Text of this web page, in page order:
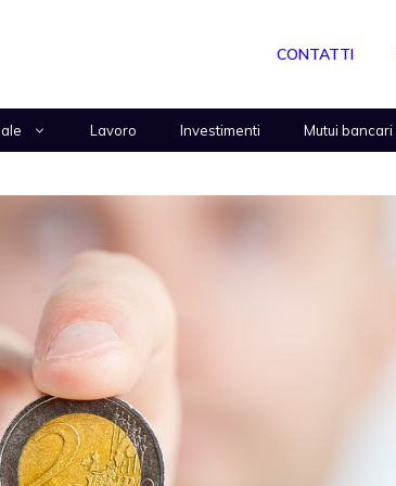
CONTATTI
Lavoro Investimenti Mutui bancari